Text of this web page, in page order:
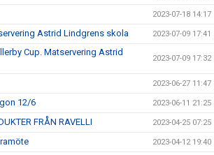
2023-07-18 14:17
Astrid Lindgrens skola 2023-07-09 17:41
Cup. Matservering Astrid
2023-07-09 17:32
2023-06-27 11:47
12/6 2023-06-11 21:25
FRÅN RAVELLI 2023-04-25 07:25
2023-04-12 19:40